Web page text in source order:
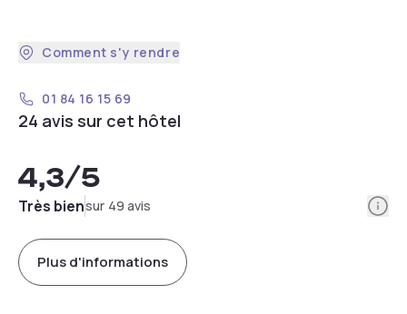
Comment s'y rendre
01 84 16 15 69
24 avis sur cet hôtel
4,3/5
Très biensur 49 avis
Plus d'informations